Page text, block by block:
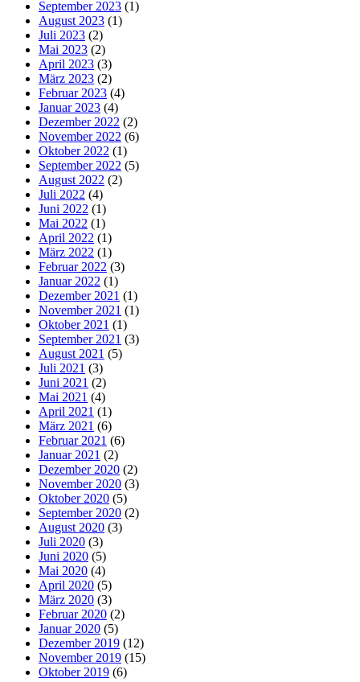
September 2023 (1)
August 2023 (1)
Juli 2023 (2)
Mai 2023 (2)
April 2023 (3)
März 2023 (2)
Februar 2023 (4)
Januar 2023 (4)
Dezember 2022 (2)
November 2022 (6)
Oktober 2022 (1)
September 2022 (5)
August 2022 (2)
Juli 2022 (4)
Juni 2022 (1)
Mai 2022 (1)
April 2022 (1)
März 2022 (1)
Februar 2022 (3)
Januar 2022 (1)
Dezember 2021 (1)
November 2021 (1)
Oktober 2021 (1)
September 2021 (3)
August 2021 (5)
Juli 2021 (3)
Juni 2021 (2)
Mai 2021 (4)
April 2021 (1)
März 2021 (6)
Februar 2021 (6)
Januar 2021 (2)
Dezember 2020 (2)
November 2020 (3)
Oktober 2020 (5)
September 2020 (2)
August 2020 (3)
Juli 2020 (3)
Juni 2020 (5)
Mai 2020 (4)
April 2020 (5)
März 2020 (3)
Februar 2020 (2)
Januar 2020 (5)
Dezember 2019 (12)
November 2019 (15)
Oktober 2019 (6)